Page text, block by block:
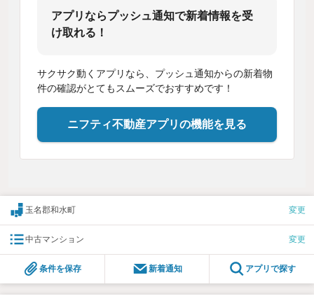
アプリならプッシュ通知で新着情報を受
け取れる！
サクサク動くアプリなら、プッシュ通知からの新着物
件の確認がとてもスムーズでおすすめです！
ニフティ不動産アプリの機能を見る
玉名郡和水町 変更
中古マンション 変更
条件を保存 新着通知 アプリで探す